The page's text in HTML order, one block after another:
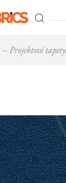
Hledat:
Projektové tapety